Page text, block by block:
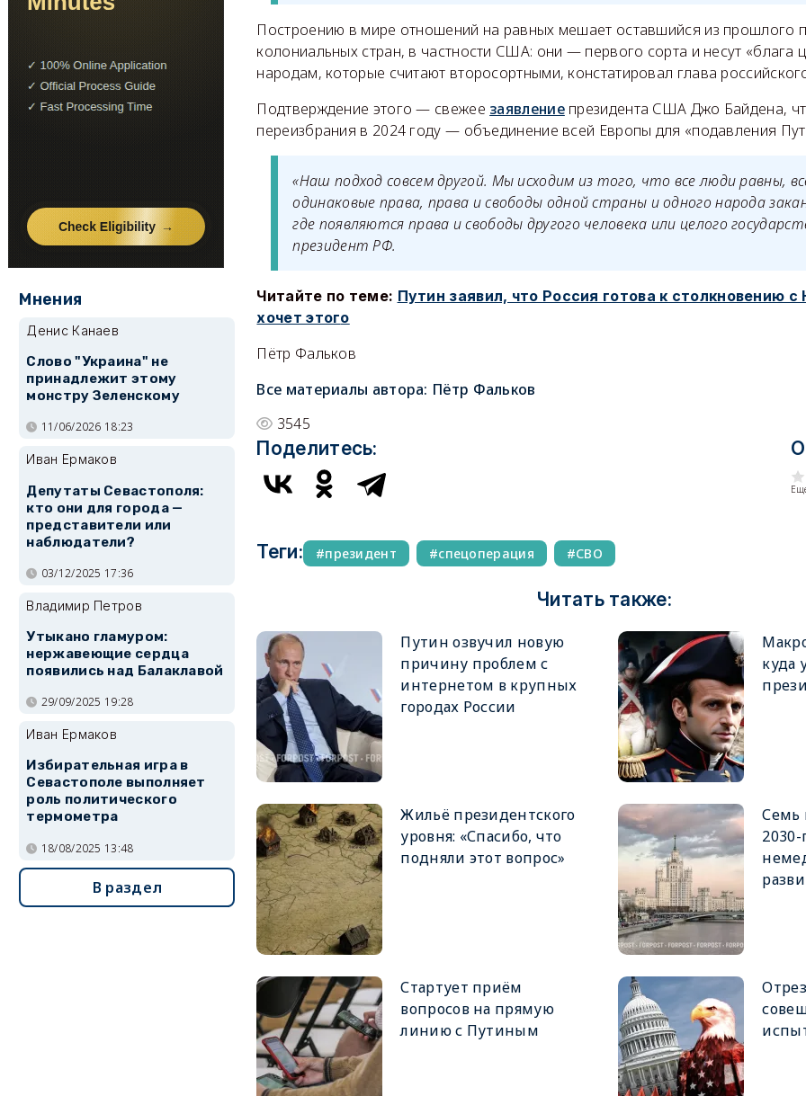
Построению в мире отношений на равных мешает оставшийся из прошлого
колониальных стран, в частности США: они — первого сорта и несут «блага
народам, которые считают второсортными, констатировал глава
Подтверждение этого — свежее заявлениепрезидента США Джо Байдена,
переизбрания в 2024 году — объединение всей Европы для «подавления
«Наш подход совсем другой. Мы исходим из того, что все люди равны,
одинаковые права, права и свободы одной страны и одного народа
где появляются права и свободы другого человека или целого
президент РФ.
Читайте по теме: Путин заявил, что Россия готова к столкновению
хочет этого
Пётр Фальков
Все материалы автора: Пётр Фальков
3545
Поделитесь:
Теги: президент спецоперация СВО
Читать также:
Путин озвучил новую
причину проблем с
интернетом в крупных
городах России
куда
Жильё президентского
уровня: «Спасибо, что
подняли этот вопрос»
Семь
2030-
Стартует приём
вопросов на прямую
линию с Путиным
Мнения
Денис Канаев
Слово "Украина" не
принадлежит этому
монстру Зеленскому
11/06/2026 18:23
Иван Ермаков
Депутаты Севастополя:
кто они для города —
представители или
наблюдатели?
03/12/2025 17:36
Владимир Петров
Утыкано гламуром:
нержавеющие сердца
появились над Балаклавой
29/09/2025 19:28
Иван Ермаков
Избирательная игра в
Севастополе выполняет
роль политического
термометра
18/08/2025 13:48
В раздел